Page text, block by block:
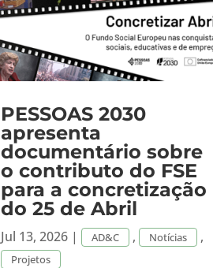
PESSOAS 2030
apresenta
documentário sobre
o contributo do FSE
para a concretização
do 25 de Abril
Jul 13, 2026 | AD&C , Notícias ,
Projetos